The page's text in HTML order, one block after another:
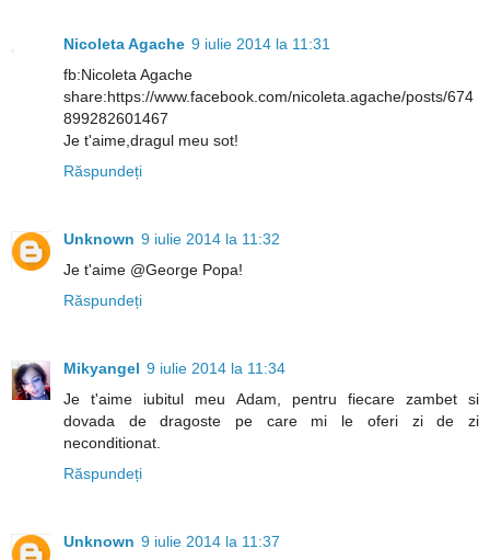
Nicoleta Agache 9 iulie 2014 la 11:31
fb:Nicoleta Agache
share:https://www.facebook.com/nicoleta.agache/posts/674
899282601467
Je t'aime,dragul meu sot!
Răspundeți
Unknown 9 iulie 2014 la 11:32
Je t'aime @George Popa!
Răspundeți
Mikyangel 9 iulie 2014 la 11:34
Je t'aime iubitul meu Adam, pentru fiecare zambet si
dovada de dragoste pe care mi le oferi zi de zi
neconditionat.
Răspundeți
Unknown 9 iulie 2014 la 11:37